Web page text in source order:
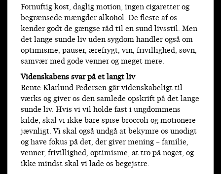
Fornuftig kost, daglig motion, ingen cigaretter og
begrænsede mængder alkohol. De fleste af os
kender godt de gængse råd til en sund livsstil. Men
det lange sunde liv uden sygdom handler også om
optimisme, pauser, ærefrygt, vin, frivillighed, søvn,
samvær med gode venner og meget mere.
Videnskabens svar på et langt liv
Bente Klarlund Pedersen går videnskabeligt til
værks og giver os den samlede opskrift på det lange
sunde liv. Hvis vi vil holde fast i ungdommens
kilde, skal vi ikke bare spise broccoli og motionere
jævnligt. Vi skal også undgå at bekymre os unødigt
og have fokus på det, der giver mening – familie,
venner, frivillighed, optimisme, at tro på noget, og
ikke mindst skal vi lade os begejstre.